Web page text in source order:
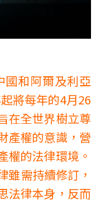
國和阿爾及利亞
將每年的4月26
在全世界樹立尊
產權的意識，營
權的法律環境。
雖需持續修訂，
法律本身，反而